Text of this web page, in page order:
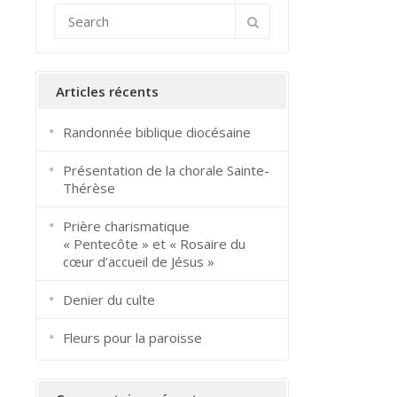
Articles récents
Randonnée biblique diocésaine
Présentation de la chorale Sainte-
Thérèse
Prière charismatique
« Pentecôte » et « Rosaire du
cœur d’accueil de Jésus »
Denier du culte
Fleurs pour la paroisse